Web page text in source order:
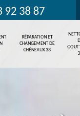
92 38 87
RÉPARATION ET
CHANGEMENT DE
CHÉNEAUX 33